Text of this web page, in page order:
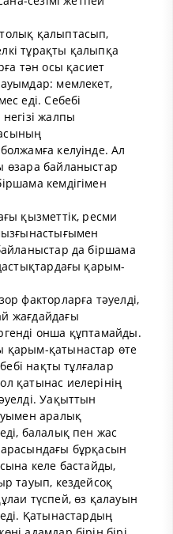
қалыптасып,
тұрақты қалыпқа
тән осы қасиет
мемлекет,
еді. Себебі
жалпы
келуінде. Ал
өзара байланыстар
кемдігімен
қызметтік, ресми
да біршама
қарым-
факторларға тәуелді,
жағдайдағы
онша құптамайды.
қарым-қатынастар өте
нақты тұлғалар
қатынас иелерінің
Уақыттын
аралық
балалық пен жас
бұрқасын
келе бастайды,
тауып, кездейсоқ
түспей, өз қалауын
Қатынастардың